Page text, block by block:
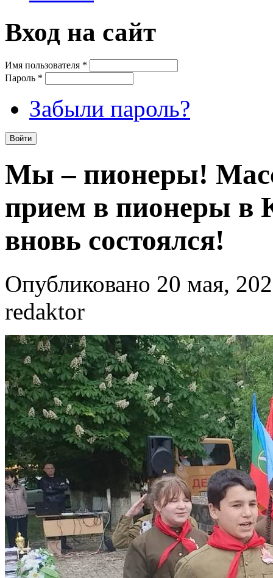
Вход на сайт
Имя пользователя *
Пароль *
Забыли пароль?
Мы – пионеры!
прием в пионеры в
вновь состоялся!
Опубликовано 20 мая,
redaktor